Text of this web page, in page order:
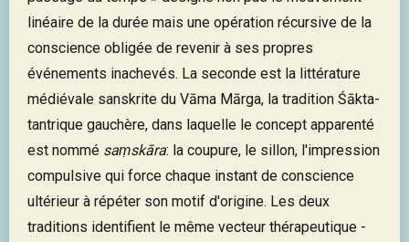
linéaire de la durée mais une opération récursive de la
conscience obligée de revenir à ses propres
événements inachevés. La seconde est la littérature
médiévale sanskrite du Vāma Mārga, la tradition Śākta-
tantrique gauchère, dans laquelle le concept apparenté
est nommé saṃskāra: la coupure, le sillon, l'impression
compulsive qui force chaque instant de conscience
ultérieur à répéter son motif d'origine. Les deux
traditions identifient le même vecteur thérapeutique -